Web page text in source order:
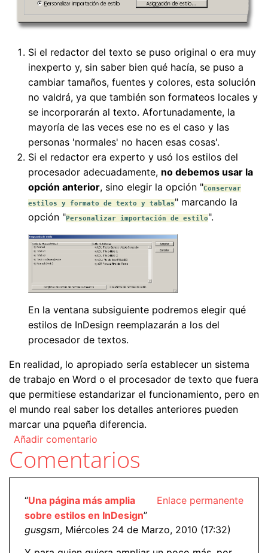
Si el redactor del texto se puso original o era muy
inexperto y, sin saber bien qué hacía, se puso a
cambiar tamaños, fuentes y colores, esta solución
no valdrá, ya que también son formateos locales y
se incorporarán al texto. Afortunadamente, la
mayoría de las veces ese no es el caso y las
personas 'normales' no hacen esas cosas'.
Si el redactor era experto y usó los estilos del
procesador adecuadamente, no debemos usar la
opción anterior, sino elegir la opción "Conservar
estilos y formato de texto y tablas" marcando la
opción "Personalizar importación de estilo".
En la ventana subsiguiente podremos elegir qué
estilos de InDesign reemplazarán a los del
procesador de textos.
En realidad, lo apropiado sería establecer un sistema
de trabajo en Word o el procesador de texto que fuera
que permitiese estandarizar el funcionamiento, pero en
el mundo real saber los detalles anteriores pueden
marcar una pqueña diferencia.
Añadir comentario
Comentarios
Enlace permanente
“Una página más amplia
sobre estilos en InDesign”
gusgsm, Miércoles 24 de Marzo, 2010 (17:32)